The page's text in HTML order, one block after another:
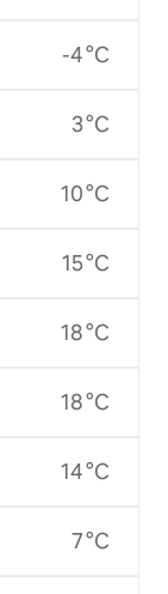
-4 °C
3 °C
10 °C
15 °C
18 °C
18 °C
14 °C
7 °C